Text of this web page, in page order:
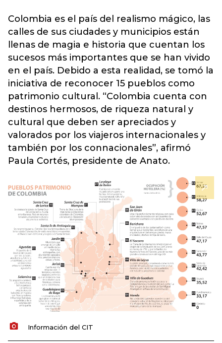
Colombia es el país del realismo mágico, las
calles de sus ciudades y municipios están
llenas de magia e historia que cuentan los
sucesos más importantes que se han vivido
en el país. Debido a esta realidad, se tomó la
iniciativa de reconocer 15 pueblos como
patrimonio cultural. “Colombia cuenta con
destinos hermosos, de riqueza natural y
cultural que deben ser apreciados y
valorados por los viajeros internacionales y
también por los connacionales”, afirmó
Paula Cortés, presidente de Anato.
Información del CIT